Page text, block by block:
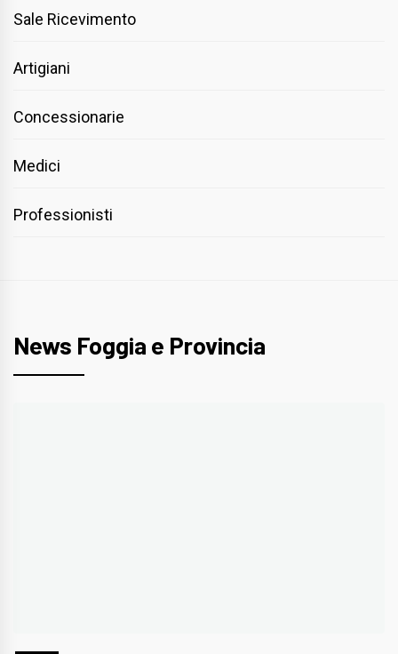
Sale Ricevimento
Artigiani
Concessionarie
Medici
Professionisti
News Foggia e Provincia